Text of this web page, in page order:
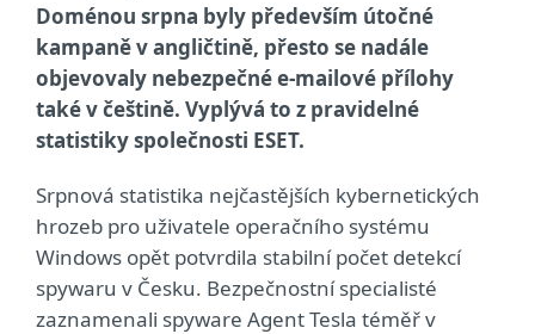
Doménou srpna byly především útočné
kampaně v angličtině, přesto se nadále
objevovaly nebezpečné e-mailové přílohy
také v češtině. Vyplývá to z pravidelné
statistiky společnosti ESET.
Srpnová statistika nejčastějších kybernetických
hrozeb pro uživatele operačního systému
Windows opět potvrdila stabilní počet detekcí
spywaru v Česku. Bezpečnostní specialisté
zaznamenali spyware Agent Tesla téměř v